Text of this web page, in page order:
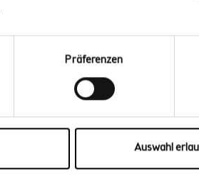
Präferenzen
Auswahl